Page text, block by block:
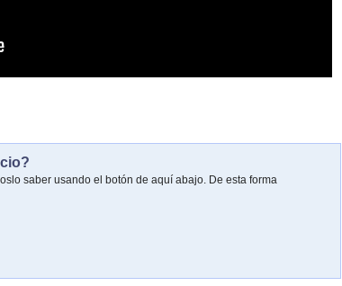
saber usando el botón de aquí abajo. De esta forma